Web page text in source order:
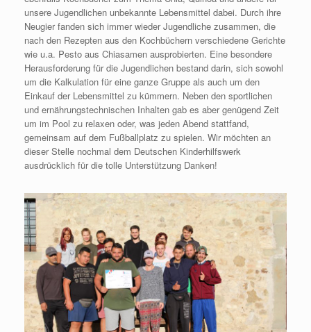
unsere Jugendlichen unbekannte Lebensmittel dabei. Durch ihre
Neugier fanden sich immer wieder Jugendliche zusammen, die
nach den Rezepten aus den Kochbüchern verschiedene Gerichte
wie u.a. Pesto aus Chiasamen ausprobierten. Eine besondere
Herausforderung für die Jugendlichen bestand darin, sich sowohl
um die Kalkulation für eine ganze Gruppe als auch um den
Einkauf der Lebensmittel zu kümmern. Neben den sportlichen
und ernährungstechnischen Inhalten gab es aber genügend Zeit
um im Pool zu relaxen oder, was jeden Abend stattfand,
gemeinsam auf dem Fußballplatz zu spielen. Wir möchten an
dieser Stelle nochmal dem Deutschen Kinderhilfswerk
ausdrücklich für die tolle Unterstützung Danken!